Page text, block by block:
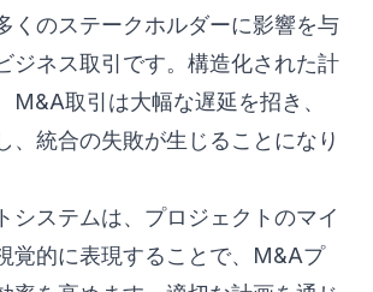
くのステークホルダーに影響を与
ジネス取引です。構造化された計
M&A取引は大幅な遅延を招き、
、統合の失敗が生じることになり
システムは、プロジェクトのマイ
覚的に表現することで、M&Aプ